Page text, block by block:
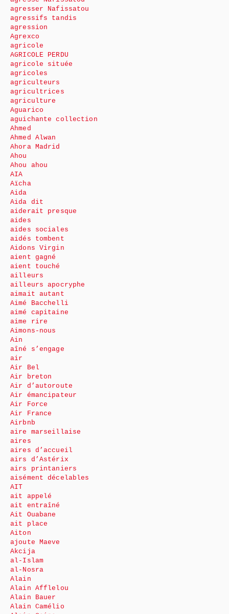
agresser Nafissatou
agressifs tandis
agression
Agrexco
agricole
AGRICOLE PERDU
agricole située
agricoles
agriculteurs
agricultrices
agriculture
Aguarico
aguichante collection
Ahmed
Ahmed Alwan
Ahora Madrid
Ahou
Ahou ahou
AIA
Aïcha
Aida
Aida dit
aiderait presque
aides
aides sociales
aidés tombent
Aidons Virgin
aient gagné
aient touché
ailleurs
ailleurs apocryphe
aimait autant
Aimé Bacchelli
aimé capitaine
aime rire
Aimons-nous
Ain
aîné s’engage
air
Air Bel
Air breton
Air d’autoroute
Air émancipateur
Air Force
Air France
Airbnb
aire marseillaise
aires
aires d’accueil
airs d’Astérix
airs printaniers
aisément décelables
AIT
ait appelé
ait entraîné
Ait Ouabane
ait place
Aiton
ajoute Maeve
Akcija
al-Islam
al-Nosra
Alain
Alain Afflelou
Alain Bauer
Alain Camélio